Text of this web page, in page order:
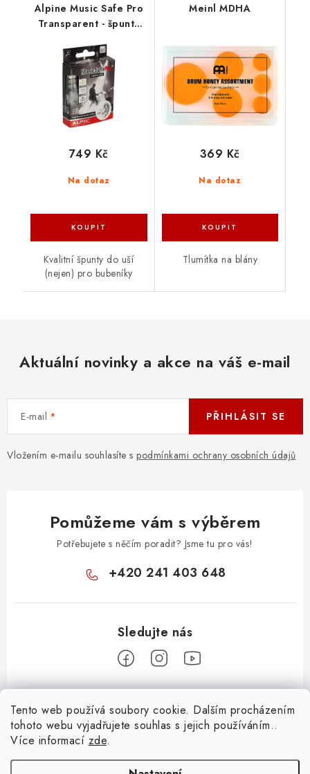
Tento web používá soubory cookie. Dalším procházením
tohoto webu vyjadřujete souhlas s jejich používáním..
Více informací zde.
Alpine Music Safe Pro
Transparent - špunty
Na dotaz
749 Kč
Kvalitní špunty do uší
(nejen) pro bubeníky
Meinl MDHA
Na dotaz
369 Kč
Tlumítka na blány
Aktuální novinky a akce na váš e-mail
E-mail
Vložením e-mailu souhlasíte s podmínkami ochrany osobních údajů
PŘIHLÁSIT SE
Pomůžeme vám s výběrem
Potřebujete s něčím poradit? Jsme tu pro vás!
+420 241 403 648
Z
Informace pro vás
KONTAKTY